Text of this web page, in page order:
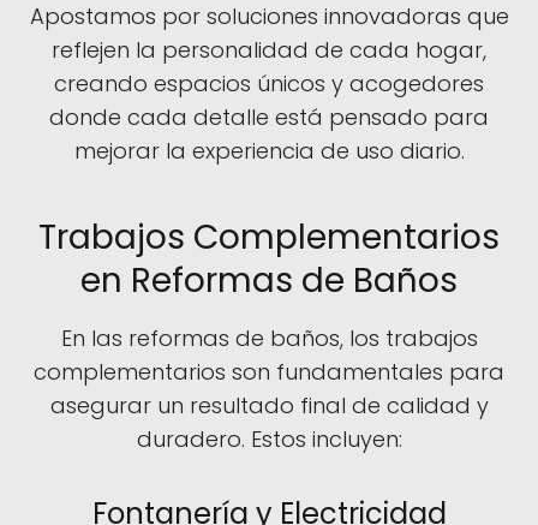
Apostamos por soluciones innovadoras que
reflejen la personalidad de cada hogar,
creando espacios únicos y acogedores
donde cada detalle está pensado para
mejorar la experiencia de uso diario.
Trabajos Complementarios
en Reformas de Baños
En las reformas de baños, los trabajos
complementarios son fundamentales para
asegurar un resultado final de calidad y
duradero. Estos incluyen:
Fontanería y Electricidad